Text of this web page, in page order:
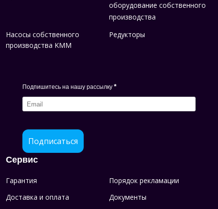
оборудование собственного
производства
Насосы собственного
производства KMM
Редукторы
Подпишитесь на нашу рассылку *
Подписаться
Сервис
Гарантия
Порядок рекламации
Доставка и оплата
Документы